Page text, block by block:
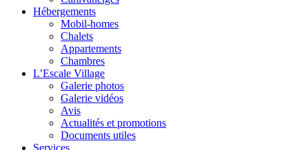
Hébergements
Mobil-homes
Chalets
Appartements
Chambres
L’Escale Village
Galerie photos
Galerie vidéos
Avis
Actualités et promotions
Documents utiles
Services